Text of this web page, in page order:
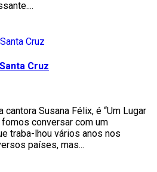
Cruz
cantora Susana Félix, é “Um Lugar
fomos conversar com um
traba-lhou vários anos nos
países, mas...